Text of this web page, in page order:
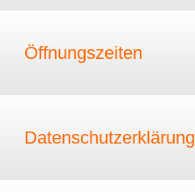
Öffnungszeiten
Datenschutzerklärung